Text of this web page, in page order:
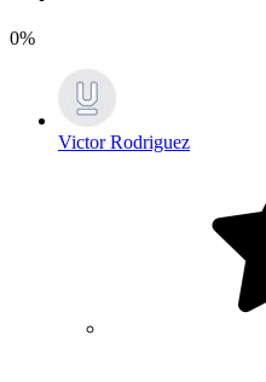
0%
Victor Rodriguez